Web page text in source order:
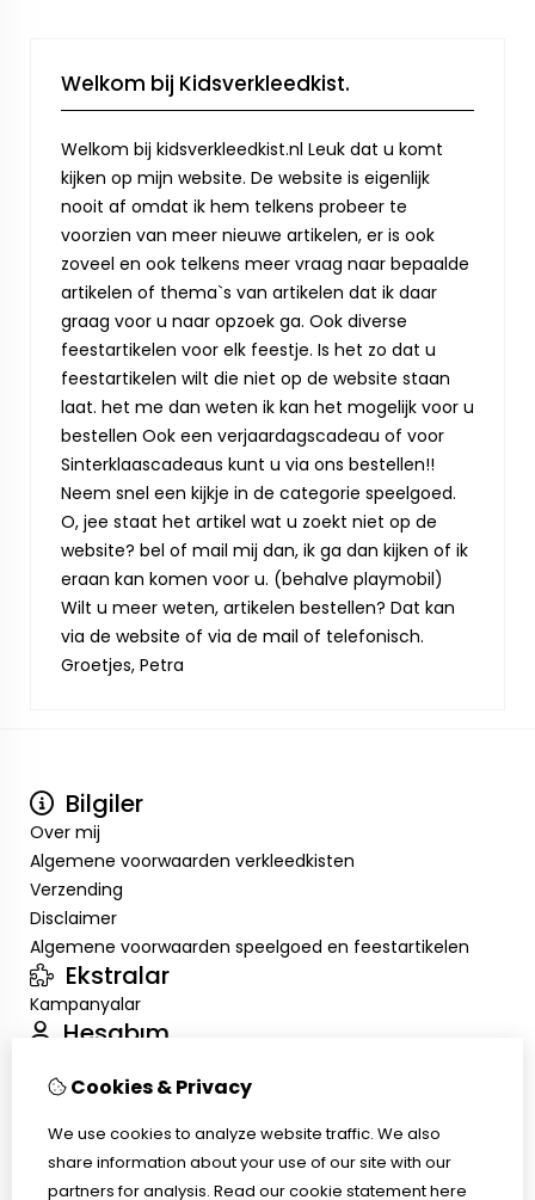
Welkom bij Kidsverkleedkist.
Welkom bij kidsverkleedkist.nl Leuk dat u komt
kijken op mijn website. De website is eigenlijk
nooit af omdat ik hem telkens probeer te
voorzien van meer nieuwe artikelen, er is ook
zoveel en ook telkens meer vraag naar bepaalde
artikelen of thema`s van artikelen dat ik daar
graag voor u naar opzoek ga. Ook diverse
feestartikelen voor elk feestje. Is het zo dat u
feestartikelen wilt die niet op de website staan
laat. het me dan weten ik kan het mogelijk voor u
bestellen Ook een verjaardagscadeau of voor
Sinterklaascadeaus kunt u via ons bestellen!!
Neem snel een kijkje in de categorie speelgoed.
O, jee staat het artikel wat u zoekt niet op de
website? bel of mail mij dan, ik ga dan kijken of ik
eraan kan komen voor u. (behalve playmobil)
Wilt u meer weten, artikelen bestellen? Dat kan
via de website of via de mail of telefonisch.
Groetjes, Petra
Bilgiler
Over mij
Algemene voorwaarden verkleedkisten
Verzending
Disclaimer
Algemene voorwaarden speelgoed en feestartikelen
Ekstralar
Kampanyalar
Hesabım
Sipariş Geçmişim
Müşteri Servisi
Cookies & Privacy
We use cookies to analyze website traffic. We also
share information about your use of our site with our
partners for analysis. Read our cookie statementhere